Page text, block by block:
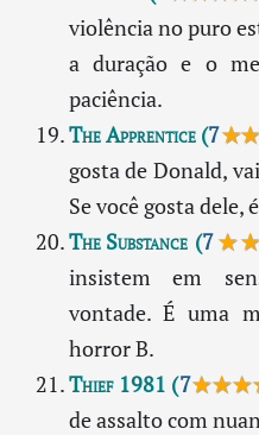
violência no puro
a duração e o
paciência.
The Apprentice(7
gosta de Donald,
Se você gosta dele,
The Substance(7
insistem em
vontade. É uma
horror B.
Thief 1981 (7
de assalto com